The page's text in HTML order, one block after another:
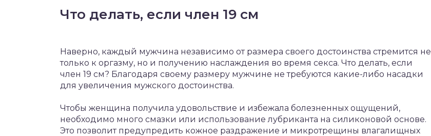
Что делать, если член 19 см
Наверно, каждый мужчина независимо от размера своего достоинства стремится не
только к оргазму, но и получению наслаждения во время секса. Что делать, если
член 19 см? Благодаря своему размеру мужчине не требуются какие-либо насадки
для увеличения мужского достоинства.
Чтобы женщина получила удовольствие и избежала болезненных ощущений,
необходимо много смазки или использование лубриканта на силиконовой основе.
Это позволит предупредить кожное раздражение и микротрещины влагалищных